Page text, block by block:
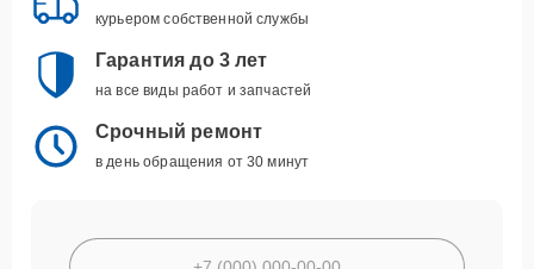
курьером собственной службы
Гарантия до 3 лет
на все виды работ и запчастей
Срочный ремонт
в день обращения от 30 минут